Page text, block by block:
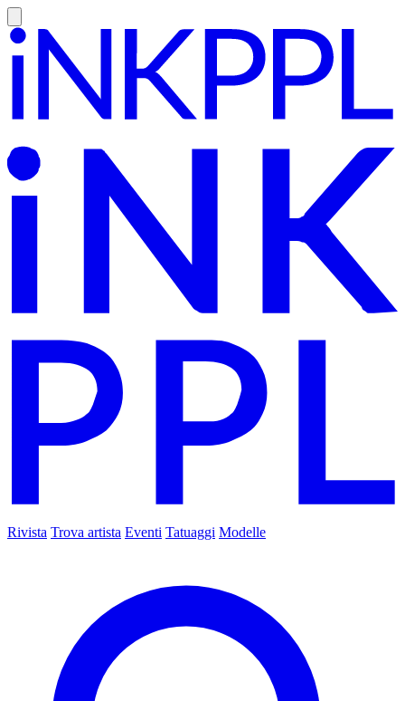
Rivista Trova artista Eventi Tatuaggi Modelle